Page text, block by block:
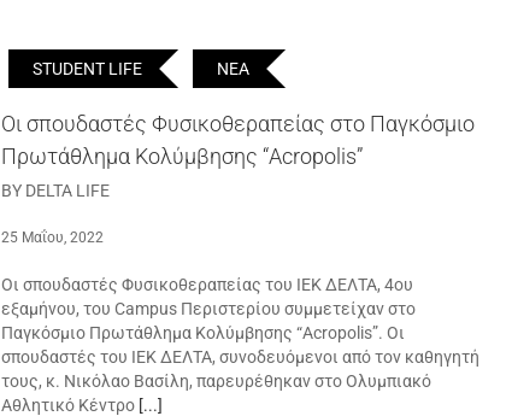
STUDENT LIFE ΝΕΑ
Οι σπουδαστές Φυσικοθεραπείας στο Παγκόσμιο
Πρωτάθλημα Κολύμβησης “Acropolis”
BY DELTA LIFE
25 Μαΐου, 2022
Οι σπουδαστές Φυσικοθεραπείας του ΙΕΚ ΔΕΛΤΑ, 4ου
εξαμήνου, του Campus Περιστερίου συμμετείχαν στο
Παγκόσμιο Πρωτάθλημα Κολύμβησης “Acropolis”. Οι
σπουδαστές του ΙΕΚ ΔΕΛΤΑ, συνοδευόμενοι από τον καθηγητή
τους, κ. Νικόλαο Βασίλη, παρευρέθηκαν στο Ολυμπιακό
Αθλητικό Κέντρο [...]